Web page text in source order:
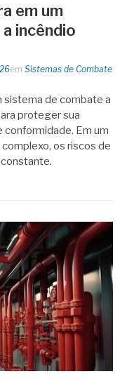
em um
incêndio
em Sistemas de Combate
sistema de combate a
proteger sua
Em um
os riscos de